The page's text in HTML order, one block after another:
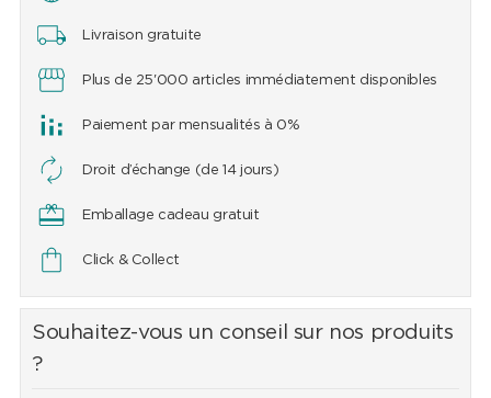
Livraison gratuite
Plus de 25'000 articles immédiatement disponibles
Paiement par mensualités à 0%
Droit d’échange (de 14 jours)
Emballage cadeau gratuit
Click & Collect
Souhaitez-vous un conseil sur nos produits
?